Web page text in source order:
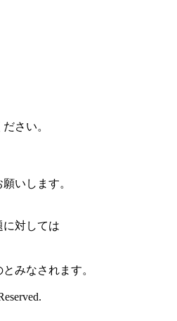
さい。
いします。
対しては
みなされます。